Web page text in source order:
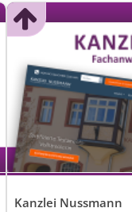
Kanzlei Nussmann